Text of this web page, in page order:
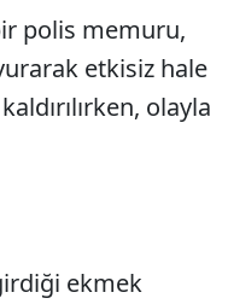
polis memuru,
etkisiz hale
olayla
ekmek